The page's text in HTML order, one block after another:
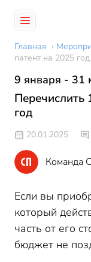
Главная ›
патент на 2025 год
9 января - 31
Перечислить
год
20.01.2025
Команда
Если вы
который
часть от его
бюджет не